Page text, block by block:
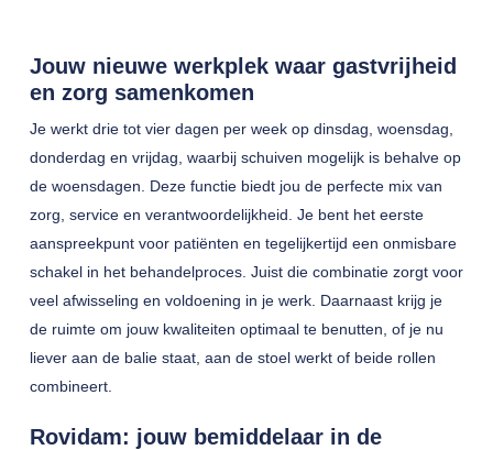
Jouw nieuwe werkplek waar gastvrijheid
en zorg samenkomen
Je werkt drie tot vier dagen per week op dinsdag, woensdag,
donderdag en vrijdag, waarbij schuiven mogelijk is behalve op
de woensdagen. Deze functie biedt jou de perfecte mix van
zorg, service en verantwoordelijkheid. Je bent het eerste
aanspreekpunt voor patiënten en tegelijkertijd een onmisbare
schakel in het behandelproces. Juist die combinatie zorgt voor
veel afwisseling en voldoening in je werk. Daarnaast krijg je
de ruimte om jouw kwaliteiten optimaal te benutten, of je nu
liever aan de balie staat, aan de stoel werkt of beide rollen
combineert.
Rovidam: jouw bemiddelaar in de